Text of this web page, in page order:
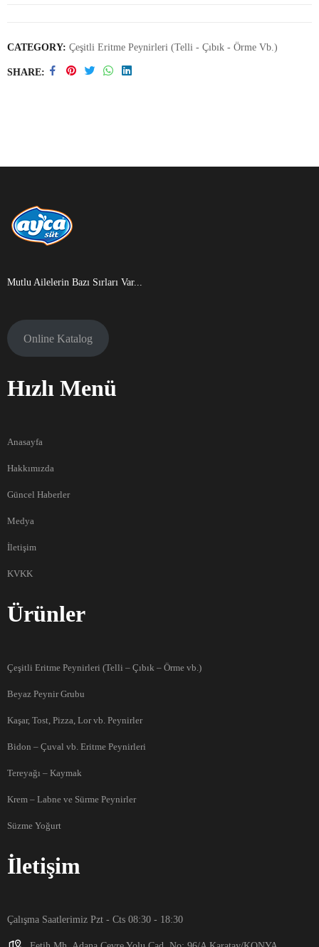
CATEGORY: Çeşitli Eritme Peynirleri (Telli - Çıbık - Örme Vb.)
SHARE
Mutlu Ailelerin Bazı Sırları Var...
Online Katalog
Hızlı Menü
Anasayfa
Hakkımızda
Güncel Haberler
Medya
İletişim
KVKK
Ürünler
Çeşitli Eritme Peynirleri (Telli – Çıbık – Örme vb.)
Beyaz Peynir Grubu
Kaşar, Tost, Pizza, Lor vb. Peynirler
Bidon – Çuval vb. Eritme Peynirleri
Tereyağı – Kaymak
Krem – Labne ve Sürme Peynirler
Süzme Yoğurt
İletişim
Çalışma Saatlerimiz Pzt - Cts 08:30 - 18:30